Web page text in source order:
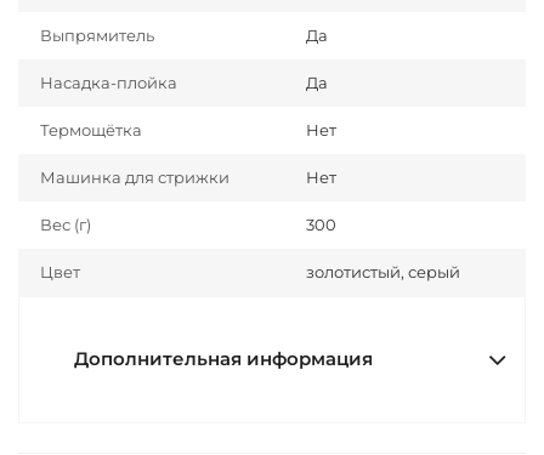
Выпрямитель Да
Насадка-плойка Да
Термощётка Нет
Машинка для стрижки Нет
Вес (г) 300
Цвет золотистый, серый
Дополнительная информация